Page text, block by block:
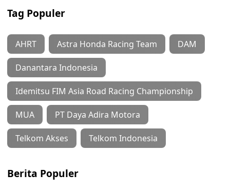
Tag Populer
AHRT Astra Honda Racing Team DAM
Danantara Indonesia
Idemitsu FIM Asia Road Racing Championship
MUA PT Daya Adira Motora
Telkom Akses Telkom Indonesia
Berita Populer